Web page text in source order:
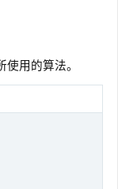
用的算法。